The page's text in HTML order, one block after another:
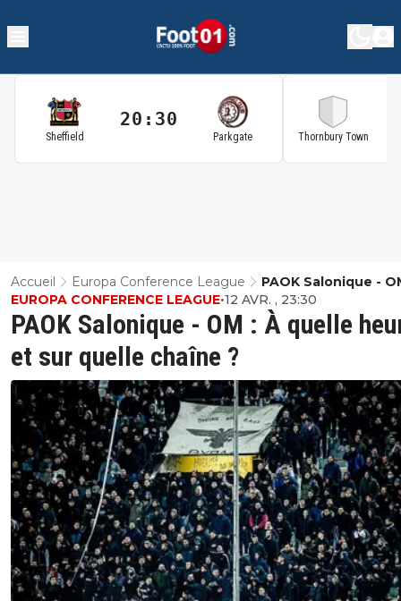
Sheffield
20:30
Parkgate Thornbury Town
Accueil Europa Conference League
PAOK Salonique -
Quelle Heure Et Sur
Quelle Chaîne ?
PAOK Salonique - OM : À quelle
et sur quelle chaîne ?
EUROPA CONFERENCE LEAGUE•12 AVR. , 23:30